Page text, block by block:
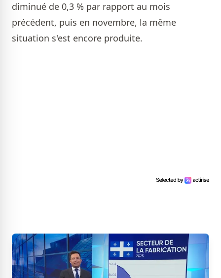
diminué de 0,3 % par rapport au mois
précédent, puis en novembre, la même
situation s'est encore produite.